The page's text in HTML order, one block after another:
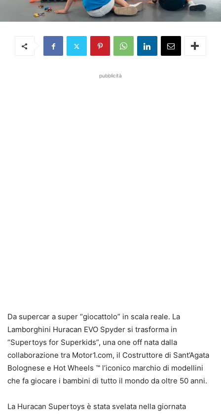
pubblicità
Da supercar a super “giocattolo” in scala reale. La
Lamborghini Huracan EVO Spyder si trasforma in
“Supertoys for Superkids”, una one off nata dalla
collaborazione tra Motor1.com, il Costruttore di Sant’Agata
Bolognese e Hot Wheels ™ l’iconico marchio di modellini
che fa giocare i bambini di tutto il mondo da oltre 50 anni.
La Huracan Supertoys è stata svelata nella giornata